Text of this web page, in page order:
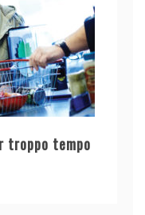
troppo tempo